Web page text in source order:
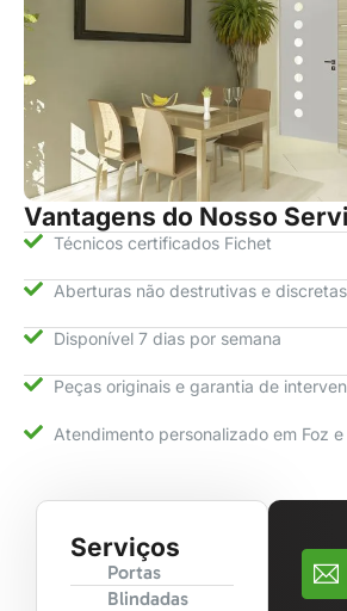
Vantagens do Nosso
Técnicos certificados Fichet
Aberturas não destrutivas e discretas
Disponível 7 dias por semana
Peças originais e garantia de
Atendimento personalizado em Foz
Serviços
Portas
Blindadas